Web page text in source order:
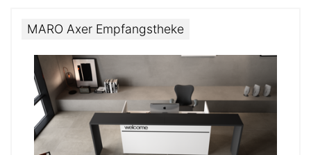
MARO Axer Empfangstheke